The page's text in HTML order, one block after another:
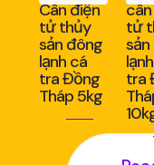
Cân điện
tử thủy
sản đông
lạnh cá
tra Đồng
Tháp 5kg
tử
tra